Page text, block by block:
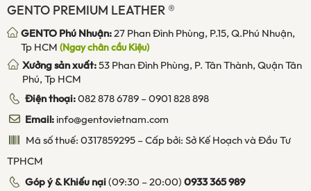
GENTO PREMIUM LEATHER ®
GENTO Phú Nhuận:27 Phan Đình Phùng, P.15, Q.Phú Nhuận,
Tp HCM (Ngay chân cầu Kiệu)
Xưởng sản xuất:53 Phan Đình Phùng, P. Tân Thành, Quận Tân
Phú, Tp HCM
Điện thoại:082 878 6789–0901 828 898
Email:info@gentovietnam.com
Mã số thuế: 0317859295 – Cấp bởi: Sở Kế Hoạch và Đầu Tư
TPHCM
Góp ý & Khiếu nại(09:30 – 20:00)0933 365 989